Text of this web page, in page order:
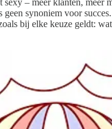
– meer klanten, meer
geen synoniem voor
bij elke keuze geldt: